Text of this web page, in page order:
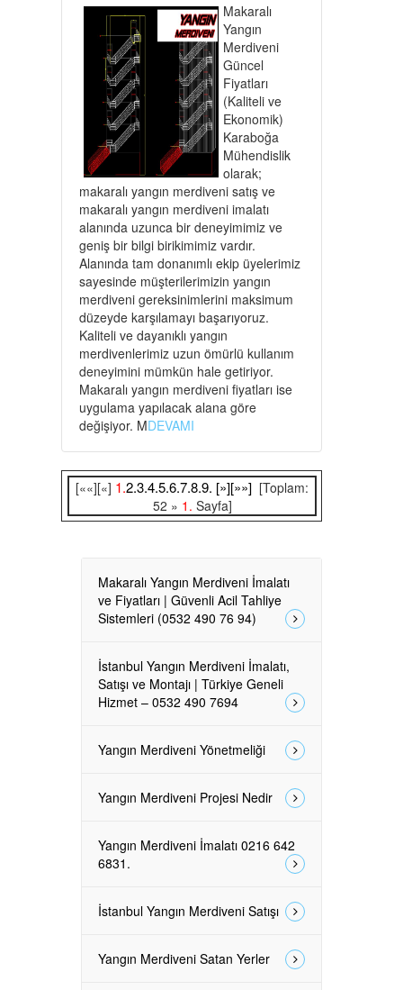
Makaralı
Yangın
Merdiveni
Güncel
Fiyatları
(Kaliteli ve
Ekonomik)
Karaboğa
Mühendislik
olarak;
makaralı yangın merdiveni satış ve
makaralı yangın merdiveni imalatı
alanında uzunca bir deneyimimiz ve
geniş bir bilgi birikimimiz vardır.
Alanında tam donanımlı ekip üyelerimiz
sayesinde müşterilerimizin yangın
merdiveni gereksinimlerini maksimum
düzeyde karşılamayı başarıyoruz.
Kaliteli ve dayanıklı yangın
merdivenlerimiz uzun ömürlü kullanım
deneyimini mümkün hale getiriyor.
Makaralı yangın merdiveni fiyatları ise
uygulama yapılacak alana göre
değişiyor. MDEVAMI
[««][«] 1.2.3.4.5.6.7.8.9. [»][»»] [Toplam:
52 » 1. Sayfa]
Makaralı Yangın Merdiveni İmalatı
ve Fiyatları | Güvenli Acil Tahliye
Sistemleri (0532 490 76 94)
İstanbul Yangın Merdiveni İmalatı,
Satışı ve Montajı | Türkiye Geneli
Hizmet – 0532 490 7694
Yangın Merdiveni Yönetmeliği
Yangın Merdiveni Projesi Nedir
Yangın Merdiveni İmalatı 0216 642
6831.
İstanbul Yangın Merdiveni Satışı
Yangın Merdiveni Satan Yerler